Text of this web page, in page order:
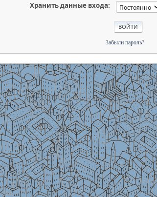
Хранить данные входа:
Забыли пароль?